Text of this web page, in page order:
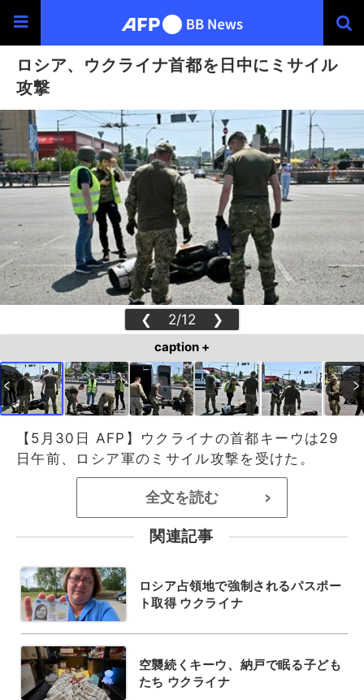
ロシア、ウクライナ首都を日中にミサイル
攻撃
❮ 2/12 ❯
caption +
【5月30日 AFP】ウクライナの首都キーウは29
日午前、ロシア軍のミサイル攻撃を受けた。
全文を読む >
関連記事
ロシア占領地で強制されるパスポー
ト取得 ウクライナ
空襲続くキーウ、納戸で眠る子ども
たち ウクライナ